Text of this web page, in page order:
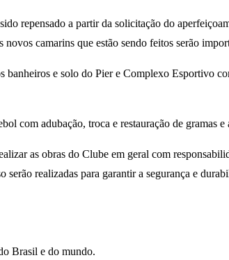
repensado a partir da solicitação do
camarins que estão sendo feitos serão
banheiros e solo do Pier e Complexo Esportivo
com adubação, troca e restauração de gramas
as obras do Clube em geral com
serão realizadas para garantir a segurança e
Brasil e do mundo.